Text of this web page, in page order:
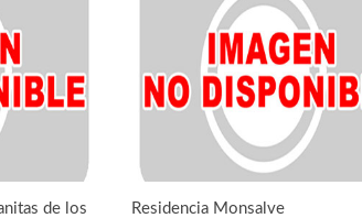
de los
Residencia Monsalve